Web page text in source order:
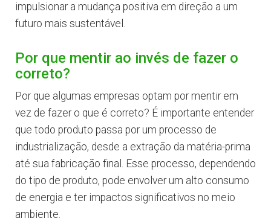
impulsionar a mudança positiva em direção a um
futuro mais sustentável.
Por que mentir ao invés de fazer o
correto?
Por que algumas empresas optam por mentir em
vez de fazer o que é correto? É importante entender
que todo produto passa por um processo de
industrialização, desde a extração da matéria-prima
até sua fabricação final. Esse processo, dependendo
do tipo de produto, pode envolver um alto consumo
de energia e ter impactos significativos no meio
ambiente.